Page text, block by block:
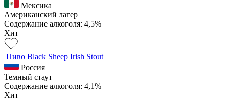
Мексика
Американский лагер
Содержание алкоголя: 4,5%
Хит
Пиво Black Sheep Irish Stout
Россия
Темный стаут
Содержание алкоголя: 4,1%
Хит